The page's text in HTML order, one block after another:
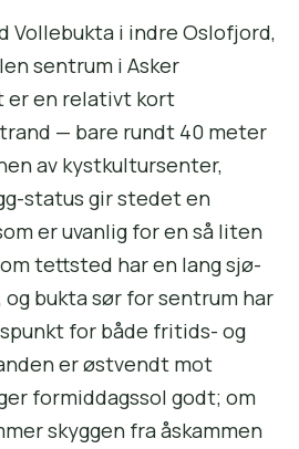
Vollebukta i indre Oslofjord,
sentrum i Asker
er en relativt kort
— bare rundt 40 meter
av kystkultursenter,
status gir stedet en
er uvanlig for en så liten
tettsted har en lang sjø-
bukta sør for sentrum har
for både fritids- og
er østvendt mot
formiddagssol godt; om
skyggen fra åskammen